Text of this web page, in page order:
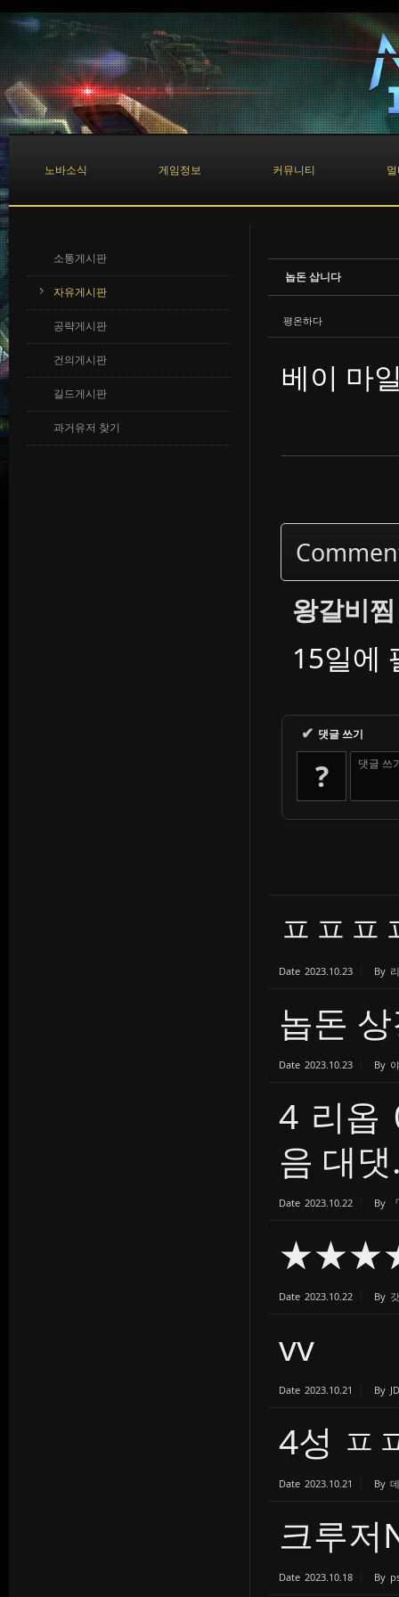
노바소식 게임정보 커뮤니티
소통게시판
자유게시판
공략게시판
건의게시판
길드게시판
과거유저 찾기
놉돈 삽니다
평온하다
베이 마
왕갈비찜
15일에
✔ 댓글 쓰기
? 댓글 쓰
ㅍㅍㅍ
Date 2023.10.23 By
놉돈
Date 2023.10.23 By
4 리옵
음 대
Date 2023.10.22 By
Date 2023.10.22 By
vv
Date 2023.10.21 By JD
4성 ㅍ
Date 2023.10.21 By
크루저
Date 2023.10.18 By
Sketchbook5, 스케치북5
Sketchbook5, 스케치북5